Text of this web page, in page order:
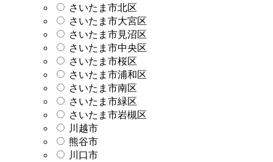
さいたま市北区
さいたま市大宮区
さいたま市見沼区
さいたま市中央区
さいたま市桜区
さいたま市浦和区
さいたま市南区
さいたま市緑区
さいたま市岩槻区
川越市
熊谷市
川口市